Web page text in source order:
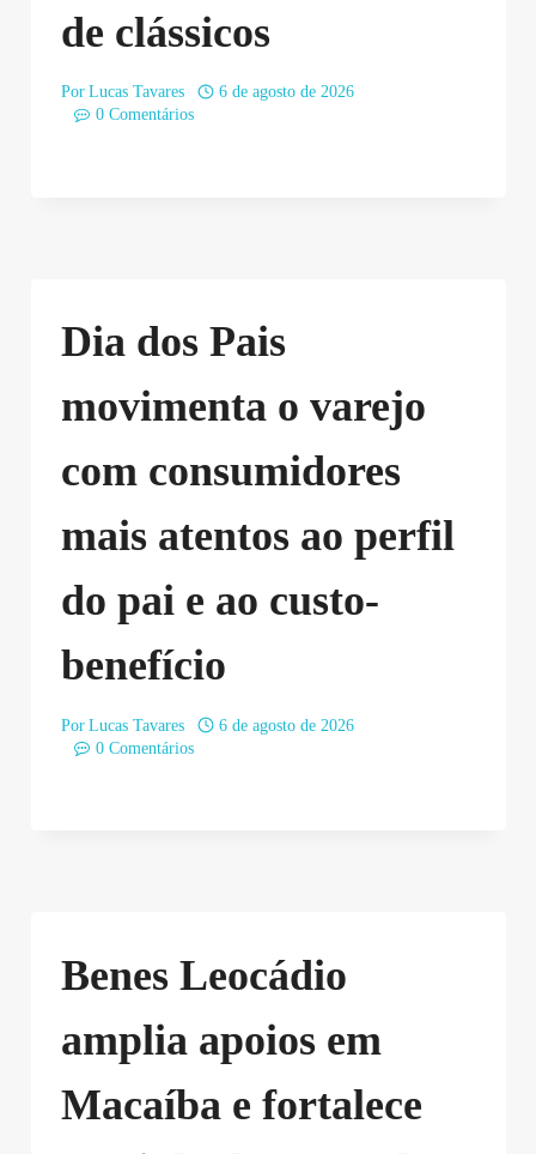
de clássicos
Por Lucas Tavares
6 de agosto de 2026
0 Comentários
Dia dos Pais
movimenta o varejo
com consumidores
mais atentos ao perfil
do pai e ao custo-
benefício
Por Lucas Tavares
6 de agosto de 2026
0 Comentários
Benes Leocádio
amplia apoios em
Macaíba e fortalece